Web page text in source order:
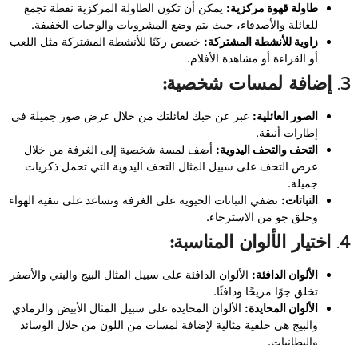
طاولة قهوة مركزية: يمكن أن تكون الطاولة المركزية نقطة تجمع
للعائلة والأصدقاء، حيث يتم وضع المشروبات والوجبات الخفيفة.
زاوية للأنشطة المشتركة: خصص ركنًا للأنشطة المشتركة مثل اللعب
أو القراءة أو مشاهدة الأفلام.
3. إضافة لمسات شخصية:
الصور العائلية: عبر عن حبك لعائلتك من خلال عرض صور جميلة في
إطارات أنيقة.
التحف والتحف اليدوية: أضف لمسة شخصية إلى الغرفة من خلال
عرض التحف على سبيل المثال التحف اليدوية التي تحمل ذكريات
جميلة.
النباتات: تضفي النباتات الحيوية على الغرفة وتساعد على تنقية الهواء
وخلق جو من الاسترخاء.
4. اختيار الألوان المناسبة:
الألوان الدافئة: الألوان الدافئة على سبيل المثال البيج والبني والأصفر
تخلق جوًا مريحًا ودافئًا.
الألوان المحايدة: الألوان المحايدة على سبيل المثال الأبيض والرمادي
والبيج هي خلفية مثالية لإضافة لمسات من اللون من خلال الوسائد
والبطانيات.